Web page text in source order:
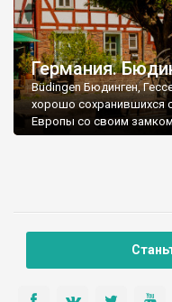
Германия.
Büdingen Бюдинген,
хорошо сохранившихся
Европы со своим